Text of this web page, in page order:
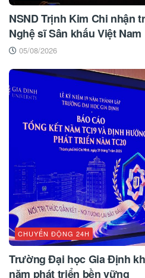
NSND Trịnh Kim Chi nhận
Nghệ sĩ Sân khấu Việt Nam
05/08/2026
CHUYỂN ĐỘNG 24H
Trường Đại học Gia Định
năm phát triển bền vững